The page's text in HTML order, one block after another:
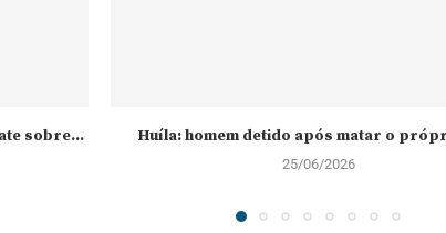
sobre... Huíla: homem detido após matar o
25/06/2026